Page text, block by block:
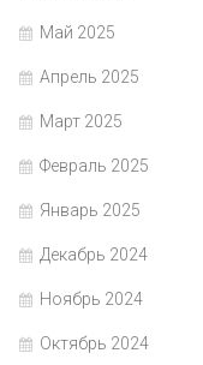
Май 2025
Апрель 2025
Март 2025
Февраль 2025
Январь 2025
Декабрь 2024
Ноябрь 2024
Октябрь 2024